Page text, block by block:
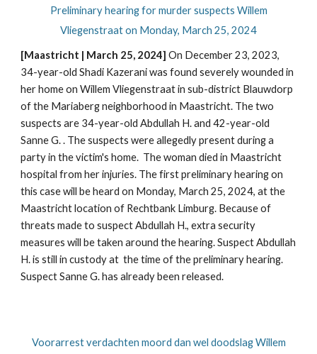
Preliminary hearing for murder suspects Willem
Vliegenstraat on Monday, March 25, 2024
[Maastricht | March 25, 2024] On December 23, 2023,
34-year-old Shadi Kazerani was found severely wounded in
her home on Willem Vliegenstraat in sub-district Blauwdorp
of the Mariaberg neighborhood in Maastricht. The two
suspects are 34-year-old Abdullah H. and 42-year-old
Sanne G. . The suspects were allegedly present during a
party in the victim's home. The woman died in Maastricht
hospital from her injuries. The first preliminary hearing on
this case will be heard on Monday, March 25, 2024, at the
Maastricht location of Rechtbank Limburg. Because of
threats made to suspect Abdullah H., extra security
measures will be taken around the hearing. Suspect Abdullah
H. is still in custody at the time of the preliminary hearing.
Suspect Sanne G. has already been released.
Voorarrest verdachten moord dan wel doodslag Willem